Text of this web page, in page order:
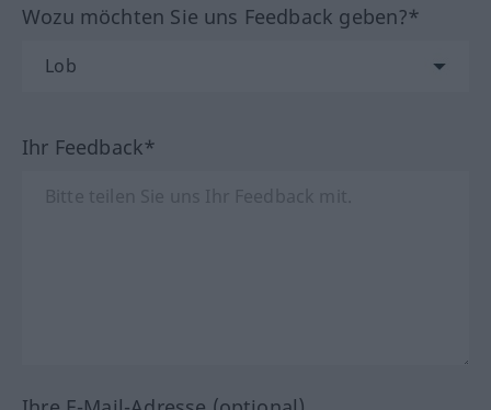
Wozu möchten Sie uns Feedback geben?*
Ihr Feedback*